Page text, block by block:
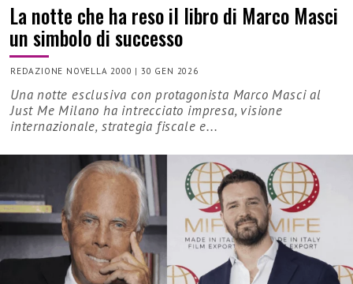
La notte che ha reso il libro di Marco Masci
un simbolo di successo
REDAZIONE NOVELLA 2000 |30 GEN 2026
Una notte esclusiva con protagonista Marco Masci al
Just Me Milano ha intrecciato impresa, visione
internazionale, strategia fiscale e...